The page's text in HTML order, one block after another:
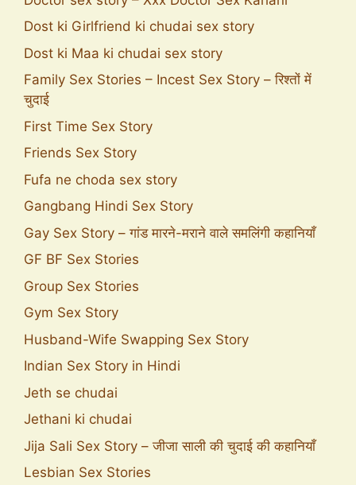
Dost ki Girlfriend ki chudai sex story
Dost ki Maa ki chudai sex story
Family Sex Stories – Incest Sex Story – रिश्तों में
चुदाई
First Time Sex Story
Friends Sex Story
Fufa ne choda sex story
Gangbang Hindi Sex Story
Gay Sex Story – गांड मारने-मराने वाले समलिंगी कहानियाँ
GF BF Sex Stories
Group Sex Stories
Gym Sex Story
Husband-Wife Swapping Sex Story
Indian Sex Story in Hindi
Jeth se chudai
Jethani ki chudai
Jija Sali Sex Story – जीजा साली की चुदाई की कहानियाँ
Lesbian Sex Stories